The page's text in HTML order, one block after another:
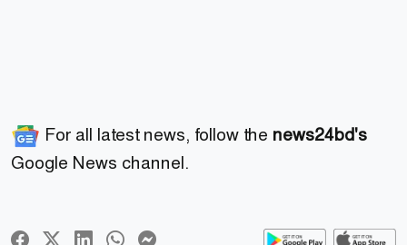
For all latest news, follow the news24bd's
Google News channel.